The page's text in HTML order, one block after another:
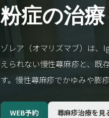
粉症の治療
ゾレア（オマリズマブ）は、
えられない慢性蕁麻疹と、既
す。慢性蕁麻疹でかゆみや膨
WEB予約 蕁麻疹治療を見